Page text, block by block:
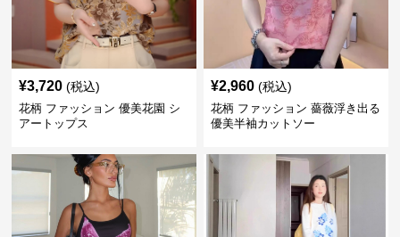
¥3,720 (税込)
花柄 ファッション 優美花園 シ
アートップス
¥2,960 (税込)
花柄 ファッション 薔薇浮き出る
優美半袖カットソー